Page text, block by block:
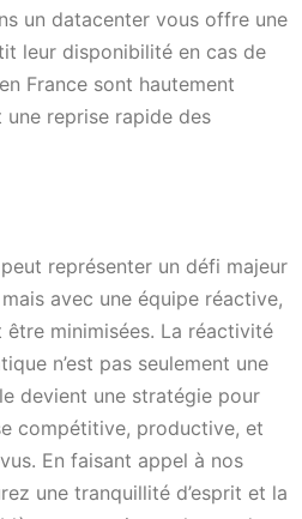
un datacenter vous offre une
leur disponibilité en cas de
France sont hautement
une reprise rapide des
représenter un défi majeur
avec une équipe réactive,
minimisées. La réactivité
n’est pas seulement une
devient une stratégie pour
compétitive, productive, et
En faisant appel à nos
une tranquillité d’esprit et la